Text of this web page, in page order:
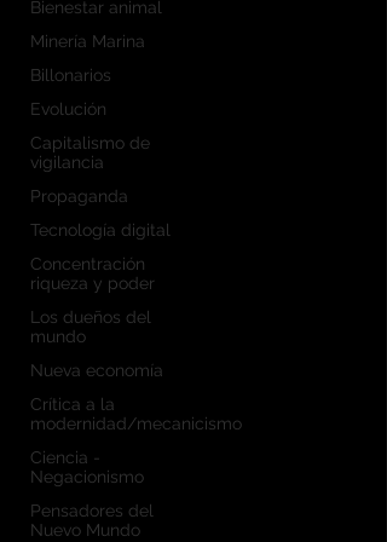
Bienestar animal
Minería Marina
Billonarios
Evolución
Capitalismo de
vigilancia
Propaganda
Tecnología digital
Concentración
riqueza y poder
Los dueños del
mundo
Nueva economía
Crítica a la
modernidad/mecanicismo
Ciencia -
Negacionismo
Pensadores del
Nuevo Mundo